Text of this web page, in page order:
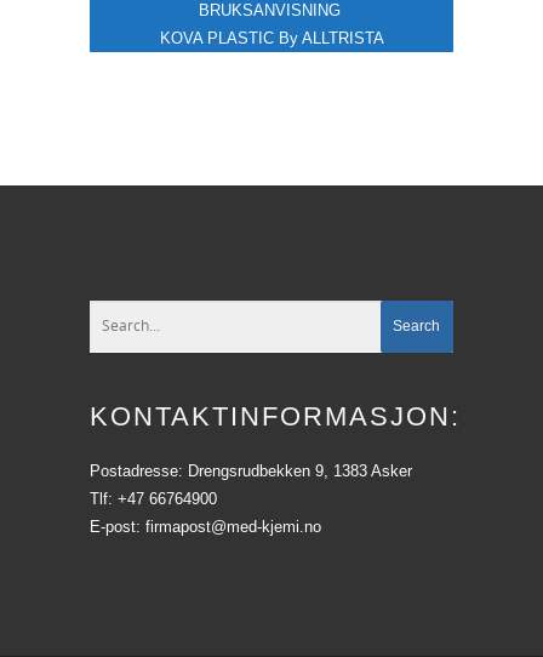
BRUKSANVISNING
KOVA PLASTIC By ALLTRISTA
KONTAKTINFORMASJON:
Postadresse: Drengsrudbekken 9, 1383 Asker
Tlf: +47 66764900
E-post: firmapost@med-kjemi.no